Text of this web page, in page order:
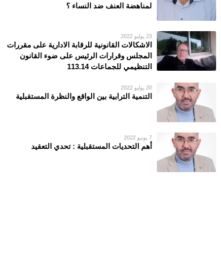
لمناهضة العنف ضد النساء ؟
23 يوليو 2022
الاشكالات القانونية للرقابة الادارية على مقررات
المجلس وقرارات الرئيس على ضوء القانون
التنظيمي للجماعات 113.14
20 يوليو 2022
التنمية الترابية بين الواقع والنظرة المستقبلية
7 يونيو 2022
أهم التحديات المستقبلية : تحدي التعقيد